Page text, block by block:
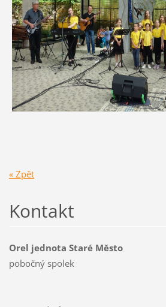
« Zpět
Kontakt
Orel jednota Staré Město
pobočný spolek